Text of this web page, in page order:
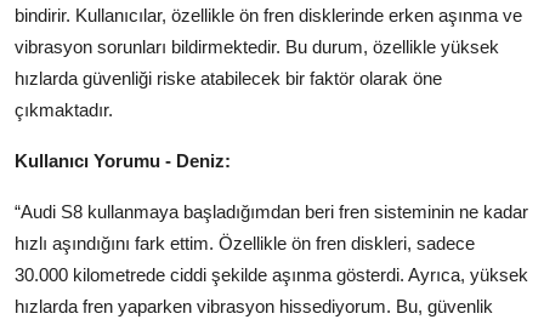
bindirir. Kullanıcılar, özellikle ön fren disklerinde erken aşınma ve
vibrasyon sorunları bildirmektedir. Bu durum, özellikle yüksek
hızlarda güvenliği riske atabilecek bir faktör olarak öne
çıkmaktadır.
Kullanıcı Yorumu - Deniz:
“Audi S8 kullanmaya başladığımdan beri fren sisteminin ne kadar
hızlı aşındığını fark ettim. Özellikle ön fren diskleri, sadece
30.000 kilometrede ciddi şekilde aşınma gösterdi. Ayrıca, yüksek
hızlarda fren yaparken vibrasyon hissediyorum. Bu, güvenlik